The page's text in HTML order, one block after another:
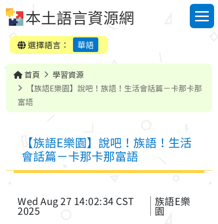
本土語言資源網
選單
選擇語言：
華語
首頁
學習資源
【族語E樂園】說吧！族語！生活會話篇－卡那卡那
富語
【族語E樂園】說吧！族語！生活
會話篇－卡那卡那富語
Wed Aug 27 14:02:34 CST
2025
族語E樂
園